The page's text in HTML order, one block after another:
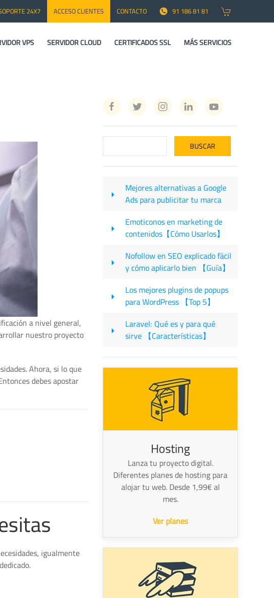
24X7 ACCESO CLIENTES CONTACTO 91 186 81 81
VPS SERVIDOR CLOUD CERTIFICADOS SSL MÁS SERVICIOS
a nivel general,
nuestro proyecto
Ahora, si lo que
debes apostar
igualmente
Mejores alternativas a Google
Ads para publicitar tu marca
Emoticonos en marketing de
contenidos【Cómo Usarlos】
Nofollow en SEO explicado fácil
y cómo aplicarlo bien 【Guía】
Los mejores plugins de popups
para WordPress 【Top 5】
Laravel: Qué es y para qué
sirve 【Características】
Hosting
Lanza tu proyecto digital.
Diferentes planes de hosting para
alojar tu web. Desde 1,99€ al
mes.
Ver planes